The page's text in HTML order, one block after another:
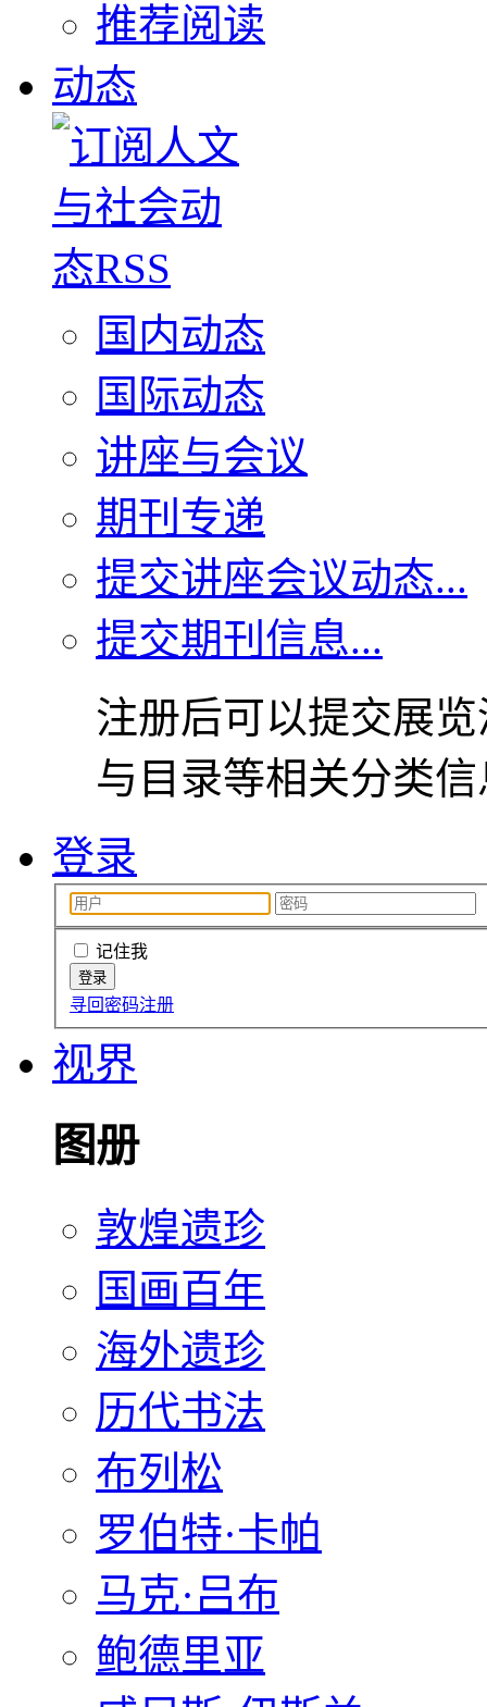
推荐阅读
动态
国内动态
国际动态
讲座与会议
期刊专递
提交讲座会议动态...
提交期刊信息...
注册后可以提交展
与目录等相关分类
登录
记住我
寻回密码注册
视界
图册
敦煌遗珍
国画百年
海外遗珍
历代书法
布列松
罗伯特·卡帕
马克·吕布
鲍德里亚